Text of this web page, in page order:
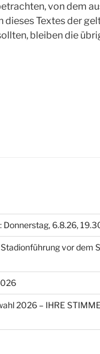
von dem
dieses Textes der
bleiben die
6.8.26,
vor dem
2026 – IHRE STIMME